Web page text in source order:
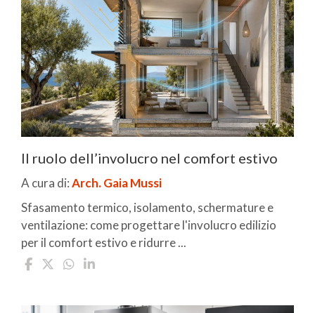
Il ruolo dell’involucro nel comfort estivo
A cura di:Arch. Gaia Mussi
Sfasamento termico, isolamento, schermature e
ventilazione: come progettare l'involucro edilizio
per il comfort estivo e ridurre ...